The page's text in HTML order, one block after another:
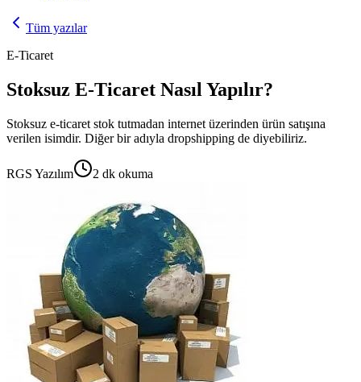
Tüm yazılar
E-Ticaret
Stoksuz E-Ticaret Nasıl Yapılır?
Stoksuz e-ticaret stok tutmadan internet üzerinden ürün satışına
verilen isimdir. Diğer bir adıyla dropshipping de diyebiliriz.
RGS Yazılım 2 dk okuma